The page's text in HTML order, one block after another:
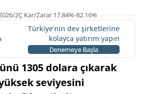
2Ç Kar/Zarar 17.84%-82.16%
Türkiye’nin dev şirketlerine
kolayca yatırım yapın
Denemeye Başla
1305 dolara çıkarak
seviyesini